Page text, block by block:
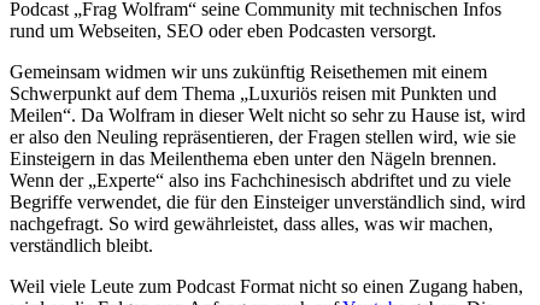
Podcast „Frag Wolfram“ seine Community mit technischen Infos
rund um Webseiten, SEO oder eben Podcasten versorgt.
Gemeinsam widmen wir uns zukünftig Reisethemen mit einem
Schwerpunkt auf dem Thema „Luxuriös reisen mit Punkten und
Meilen“. Da Wolfram in dieser Welt nicht so sehr zu Hause ist, wird
er also den Neuling repräsentieren, der Fragen stellen wird, wie sie
Einsteigern in das Meilenthema eben unter den Nägeln brennen.
Wenn der „Experte“ also ins Fachchinesisch abdriftet und zu viele
Begriffe verwendet, die für den Einsteiger unverständlich sind, wird
nachgefragt. So wird gewährleistet, dass alles, was wir machen,
verständlich bleibt.
Weil viele Leute zum Podcast Format nicht so einen Zugang haben,